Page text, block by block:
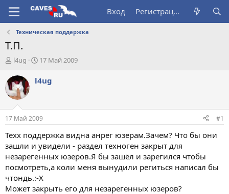
Вход Регистрация
Техническая поддержка
Т.П.
А
т
о
р
т
е
м
ы
l4ug
Д
т
ч
а
л
а
17 Май 2009
l4ug
17 Май 2009 #1
Техх поддержка видна анрег юзерам.Зачем? Что бы они
зашли и увидели - раздел техноген закрыт для
незарегенных юзеров.Я бы зашёл и зарегился чтобы
посмотреть,а коли меня вынудили региться написал бы
чтондь.:-X
Может закрыть его для незарегенных юзеров?